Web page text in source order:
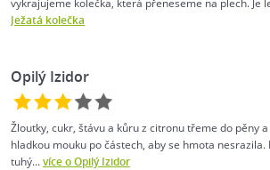
Ježatá kolečka
Opilý Izidor
Žloutky, cukr, štávu a kůru z citronu třeme do pěny
hladkou mouku po částech, aby se hmota
tuhý...více o Opilý Izidor